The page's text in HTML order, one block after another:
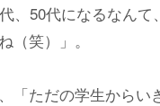
、50代になるなんて
（笑）」。
「ただの学生からい